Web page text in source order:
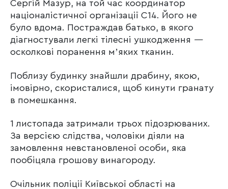
Сергій Мазур, на той час координатор
націоналістичної організації С14. Його не
було вдома. Постраждав батько, в якого
діагностували легкі тілесні ушкодження —
осколкові поранення мʼяких тканин.
Поблизу будинку знайшли драбину, якою,
імовірно, скористалися, щоб кинути гранату
в помешкання.
1 листопада затримали трьох підозрюваних.
За версією слідства, чоловіки діяли на
замовлення невстановленої особи, яка
пообіцяла грошову винагороду.
Очільник поліції Київської області на